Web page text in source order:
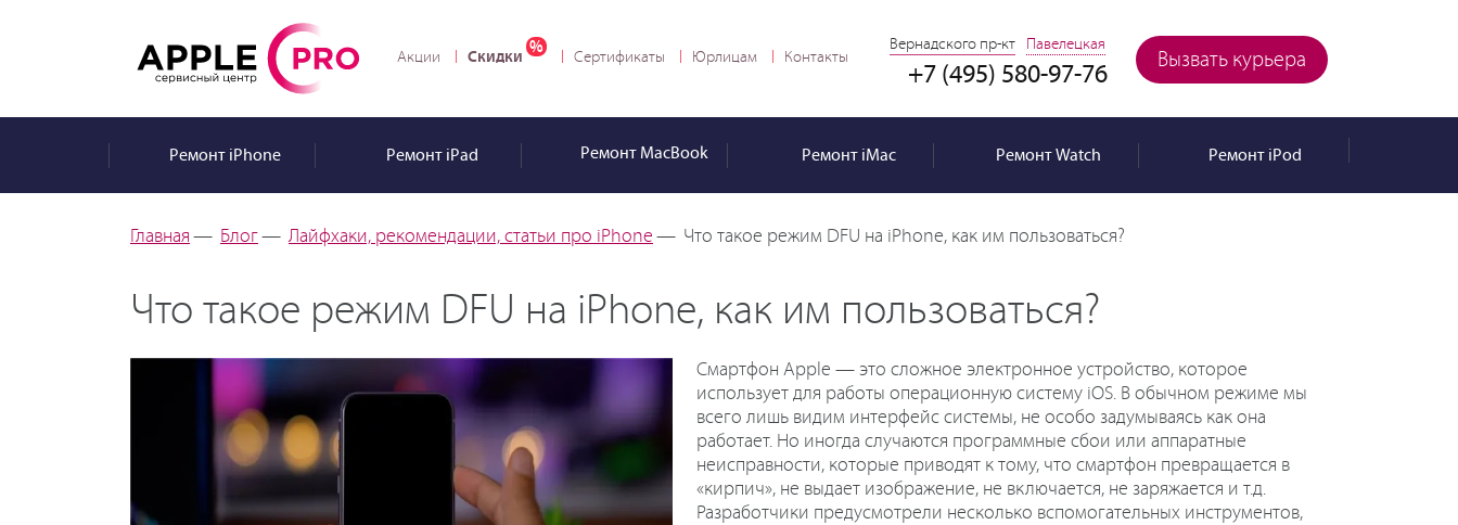
Вызвать курьера
Вернадского пр-кт Павелецкая
+7 (495) 580-97-76
Акции Скидки Сертификаты Юрлицам Контакты
РемонтiPhone РемонтiPad Ремонт MacBook РемонтiMac РемонтWatch РемонтiPod
Главная — Блог— Лайфхаки, рекомендации, статьи про iPhone — Что такое режим DFU на iPhone, как им пользоваться?
Что такое режим DFU на iPhone, как им пользоваться?
Смартфон Apple — это сложное электронное устройство, которое
использует для работы операционную систему iOS. В обычном режиме мы
всего лишь видим интерфейс системы, не особо задумываясь как она
работает. Но иногда случаются программные сбои или аппаратные
неисправности, которые приводят к тому, что смартфон превращается в
«кирпич», не выдает изображение, не включается, не заряжается и т.д.
Разработчики предусмотрели несколько вспомогательных инструментов,